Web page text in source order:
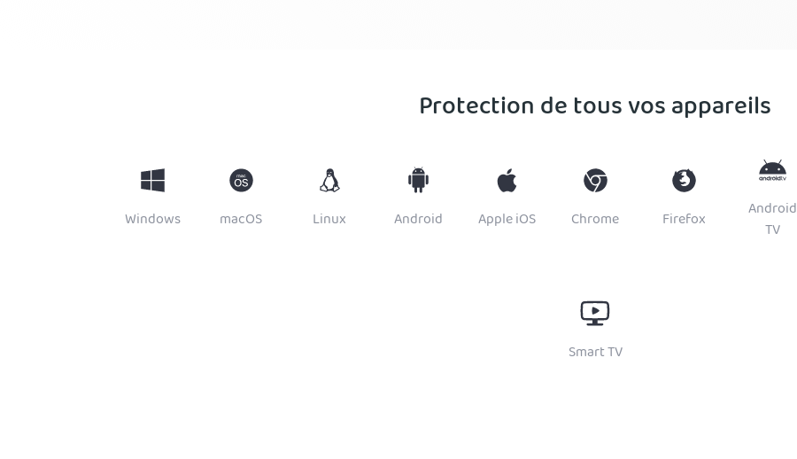
Protection de tous vos appareils
Windows macOS Linux Android Apple iOS Chrome Firefox
Android
TV
Smart TV